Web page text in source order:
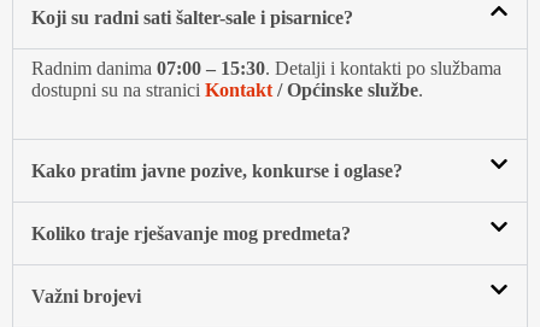
Koji su radni sati šalter-sale i pisarnice?
Radnim danima 07:00 – 15:30. Detalji i kontakti po službama
dostupni su na stranici Kontakt/ Općinske službe.
Kako pratim javne pozive, konkurse i oglasе?
Koliko traje rješavanje mog predmeta?
Važni brojevi